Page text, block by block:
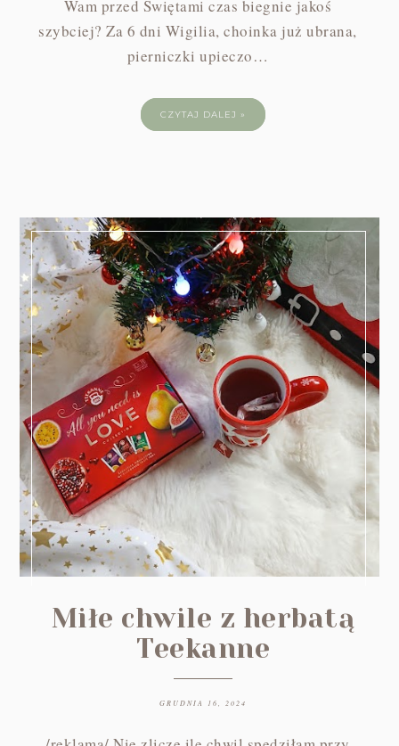
Wam przed Świętami czas biegnie jakoś
szybciej? Za 6 dni Wigilia, choinka już ubrana,
pierniczki upieczo…
CZYTAJ DALEJ »
Miłe chwile z herbatą
Teekanne
GRUDNIA 16, 2024